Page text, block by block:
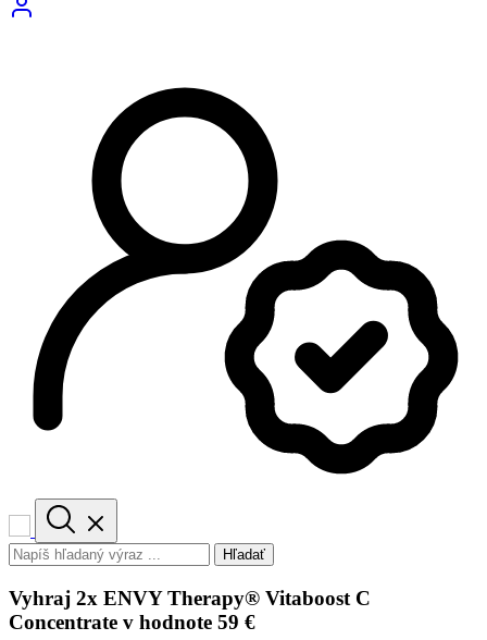
Hľadať
Vyhraj 2x ENVY Therapy® Vitaboost C
Concentrate v hodnote 59 €